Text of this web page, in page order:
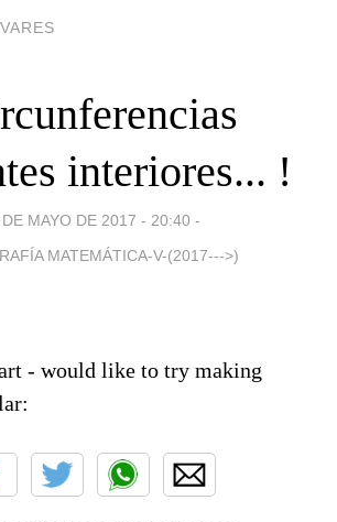
interiores... !
MAYO DE 2017 - 20:40 -
MATEMÁTICA-V-(2017--->)